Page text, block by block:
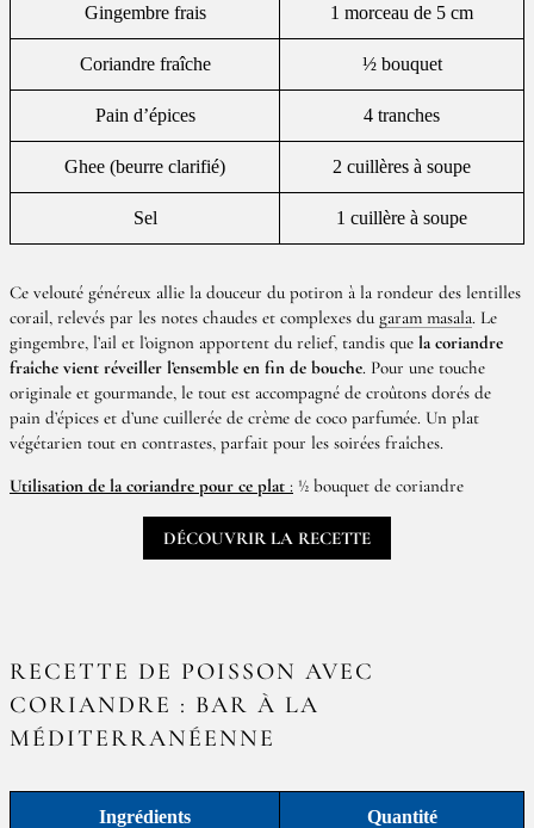
Gingembre frais 1 morceau de 5 cm
Coriandre fraîche ½ bouquet
Pain d’épices 4 tranches
Ghee (beurre clarifié) 2 cuillères à soupe
Sel 1 cuillère à soupe
Ce velouté généreux allie la douceur du potiron à la rondeur des lentilles
corail, relevés par les notes chaudes et complexes du garam masala. Le
gingembre, l’ail et l’oignon apportent du relief, tandis que la coriandre
fraîche vient réveiller l’ensemble en fin de bouche. Pour une touche
originale et gourmande, le tout est accompagné de croûtons dorés de
pain d’épices et d’une cuillerée de crème de coco parfumée. Un plat
végétarien tout en contrastes, parfait pour les soirées fraîches.
Utilisation de la coriandre pour ce plat : ½ bouquet de coriandre
DÉCOUVRIR LA RECETTE
RECETTE DE POISSON AVEC
CORIANDRE : BAR À LA
MÉDITERRANÉENNE
Ingrédients Quantité